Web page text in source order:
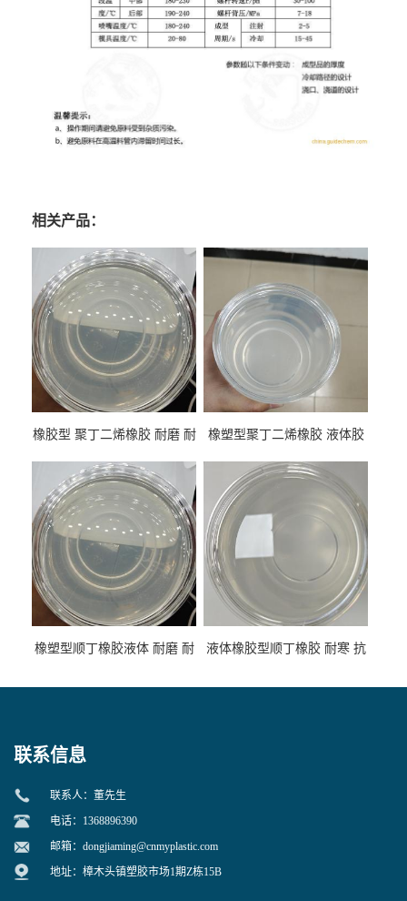
相关产品：
橡胶型 聚丁二烯橡胶 耐磨 耐
性
橡塑型聚丁二烯橡胶 液体胶
专用
橡塑型顺丁橡胶液体 耐磨 耐
液体橡胶型顺丁橡胶 耐寒 抗
联系信息
联系人：董先生
电话：1368896390
邮箱： dongjiaming@cnmyplastic.com
地址：樟木头镇塑胶市场1期Z栋15B